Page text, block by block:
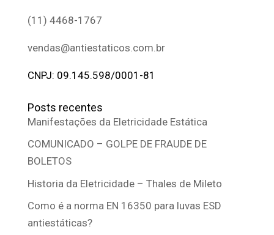
(11) 4468-1767
vendas@antiestaticos.com.br
CNPJ: 09.145.598/0001-81
Posts recentes
Manifestações da Eletricidade Estática
COMUNICADO – GOLPE DE FRAUDE DE
BOLETOS
Historia da Eletricidade – Thales de Mileto
Como é a norma EN 16350 para luvas ESD
antiestáticas?